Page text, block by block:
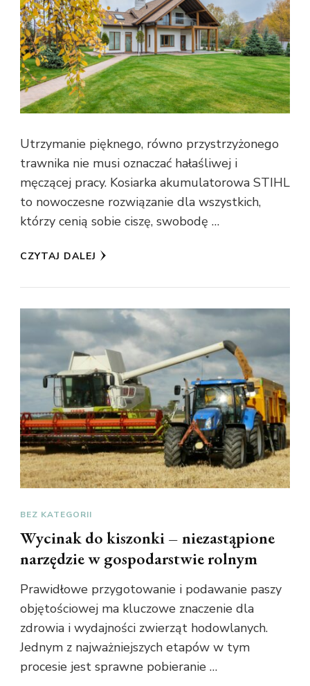
Utrzymanie pięknego, równo przystrzyżonego
trawnika nie musi oznaczać hałaśliwej i
męczącej pracy. Kosiarka akumulatorowa STIHL
to nowoczesne rozwiązanie dla wszystkich,
którzy cenią sobie ciszę, swobodę …
CZYTAJ DALEJ
BEZ KATEGORII
Wycinak do kiszonki – niezastąpione
narzędzie w gospodarstwie rolnym
Prawidłowe przygotowanie i podawanie paszy
objętościowej ma kluczowe znaczenie dla
zdrowia i wydajności zwierząt hodowlanych.
Jednym z najważniejszych etapów w tym
procesie jest sprawne pobieranie …